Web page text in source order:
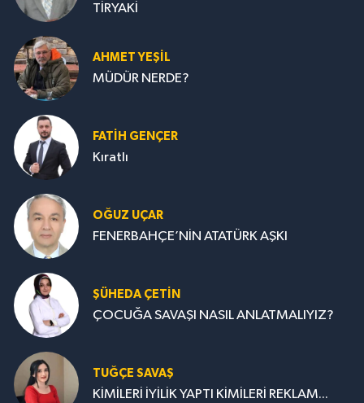
TİRYAKİ
AHMET YEŞİL
MÜDÜR NERDE?
FATIH GENÇER
Kıratlı
OĞUZ UÇAR
FENERBAHÇE’NİN ATATÜRK AŞKI
ŞÜHEDA ÇETİN
ÇOCUĞA SAVAŞI NASIL ANLATMALIYIZ?
TUĞÇE SAVAŞ
KİMİLERİ İYİLİK YAPTI KİMİLERİ REKLAM...